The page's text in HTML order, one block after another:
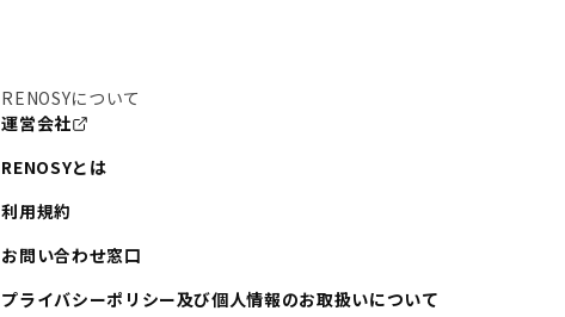
RENOSYについて
運営会社
RENOSYとは
利用規約
お問い合わせ窓口
プライバシーポリシー及び個人情報のお取扱いについて